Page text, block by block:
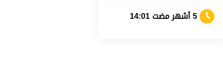
5 أشهر مضت 14:01